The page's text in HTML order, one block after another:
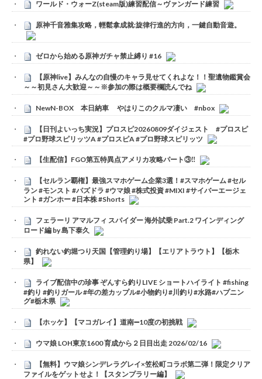
ワールド・ウォーZ(steam版)練習配信～ヴァンガード練習
原神千音雅集攻略，輕鬆拿成就:旋律行進的方向，一鍵自動音遊。
ゼロから始める原神ガチャ禁止縛り #16
【原神live】みんなの自慢のキャラ見せてくれよな！！聖遺物鑑賞会
～～初見さん大歓迎～～※参加の際は概要欄読んでね
NewN-BOX 本日納車 やはりこのクルマ凄い #nbox
【日刊よいっち実況】プロスピ20260809ダイジェスト #プロスピ
#プロ野球スピリッツA #プロスピA #プロ野球スピリッツ
【生配信】FGO第五特異点アメリカ攻略パート③‼️
【セルラン覇権】最強スマホゲーム企業3選！#スマホゲーム #セル
ラン #モンスト #パズドラ #ウマ娘 #株式投資 #MIXI #サイバーエージェ
ント #ガンホー #日本株 #Shorts
フェラーリ アマルフィ スパイダー 海外試乗 Part.2 ワインディング
ロード編 by 島下泰久
釣れない釣堀つり天国【管理釣り場】【エリアトラウト】【栃木
県】
ライブ配信中の珍事 ぞんすら釣りLIVE ショートハイライト #fishing
#釣り #釣りガール #年の差カップル#小物釣り#川釣り#水路#ハプニン
グ#栃木県
【ホッケ】【マコガレイ】道南➖10度の初挑戦
ウマ娘 LOH東京1600 育成から２日目出走 2026/02/16
【無料】ウマ娘シンデレラグレイ×笠松町コラボ第二弾！限定クリア
ファイルをゲットせよ！【スタンプラリー編】